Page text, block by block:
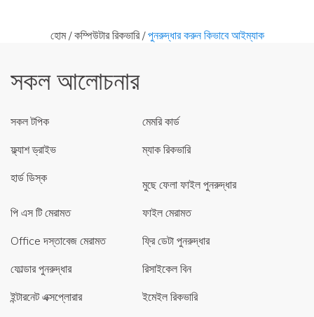
হোম/কম্পিউটার রিকভারি/পুনরুদ্ধার করুন কিভাবে আইম্যাক
সকল আলোচনার
সকল টপিক
মেমরি কার্ড
ফ্ল্যাশ ড্রাইভ
ম্যাক রিকভারি
হার্ড ডিস্ক
মুছে ফেলা ফাইল পুনরুদ্ধার
পি এস টি মেরামত
ফাইল মেরামত
Office দস্তাবেজ মেরামত
ফ্রি ডেটা পুনরুদ্ধার
ফোল্ডার পুনরুদ্ধার
রিসাইকেল বিন
ইন্টারনেট এক্সপ্লোরার
ইমেইল রিকভারি